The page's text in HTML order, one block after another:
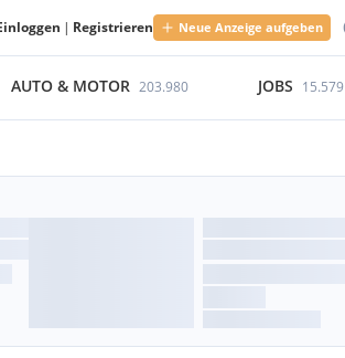
| Registrieren Neue Anzeige aufgeben
AUTO & MOTOR 203.980 JOBS 15.579